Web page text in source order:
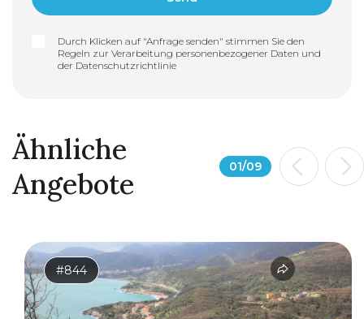
Durch Klicken auf "Anfrage senden" stimmen Sie den
Regeln zur Verarbeitung personenbezogener Daten und
der Datenschutzrichtlinie
Ähnliche
Angebote
01/09
#844